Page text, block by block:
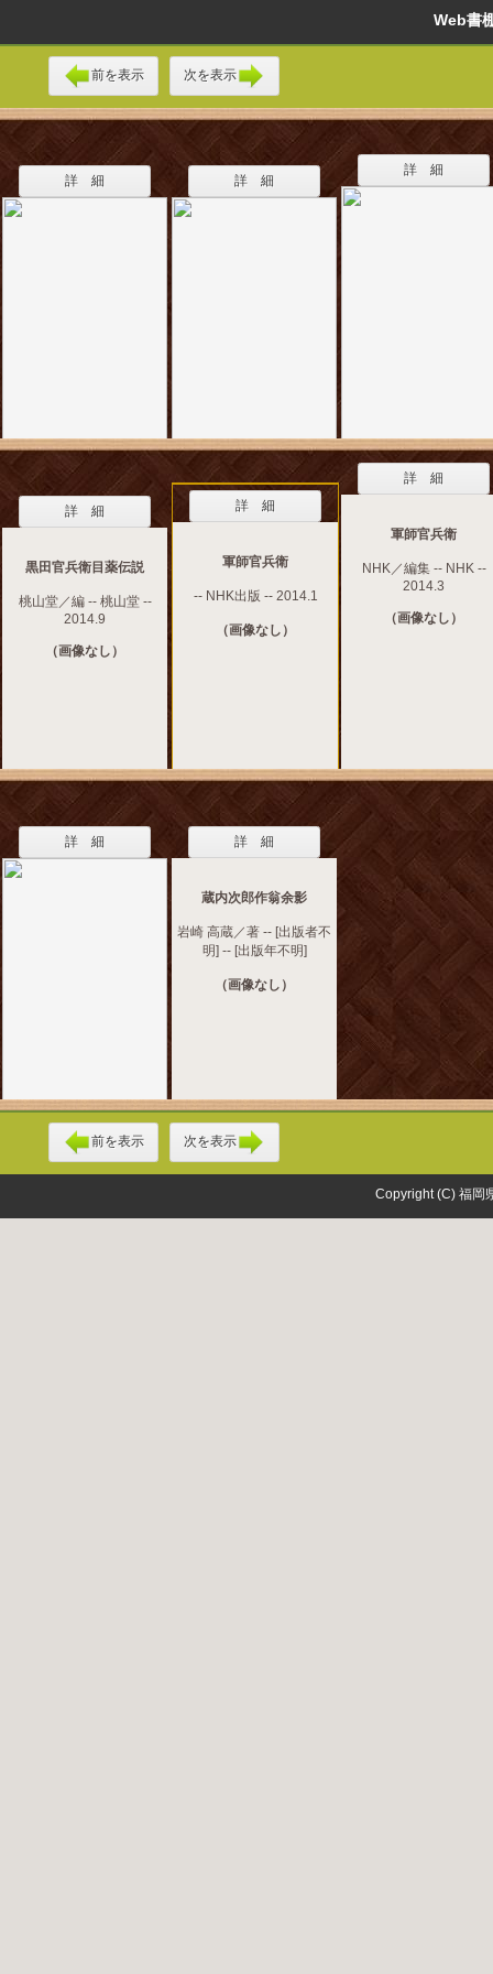
Web
前を表示 次を表示
詳 細 詳 細
詳 細
詳 細
黒田官兵衛目薬伝説
桃山堂／編 -- 桃山堂 --
2014.9
（画像なし）
詳 細
軍師官兵衛
-- NHK出版 -- 2014.1
（画像なし）
詳 細
軍師官兵衛
NHK／編集 -- NHK --
2014.3
（画像なし）
詳 細 詳 細
蔵内次郎作翁余影
岩崎 高蔵／著 -- [出版者不
明] -- [出版年不明]
（画像なし）
前を表示 次を表示
Copyright (C) 福岡